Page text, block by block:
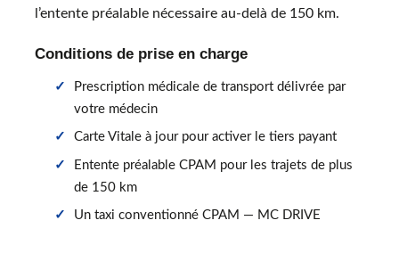
l’entente préalable nécessaire au-delà de 150 km.
Conditions de prise en charge
Prescription médicale de transport délivrée par
votre médecin
Carte Vitale à jour pour activer le tiers payant
Entente préalable CPAM pour les trajets de plus
de 150 km
Un taxi conventionné CPAM — MC DRIVE